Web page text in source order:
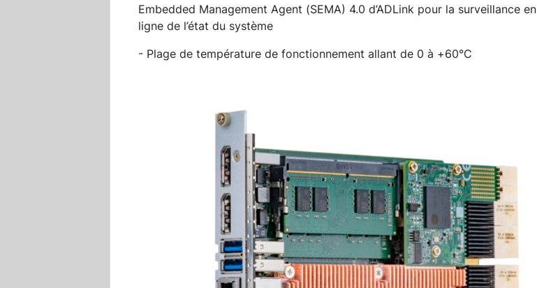
Embedded Management Agent (SEMA) 4.0 d’ADLink pour la surveillance en
ligne de l’état du système
- Plage de température de fonctionnement allant de 0 à +60°C